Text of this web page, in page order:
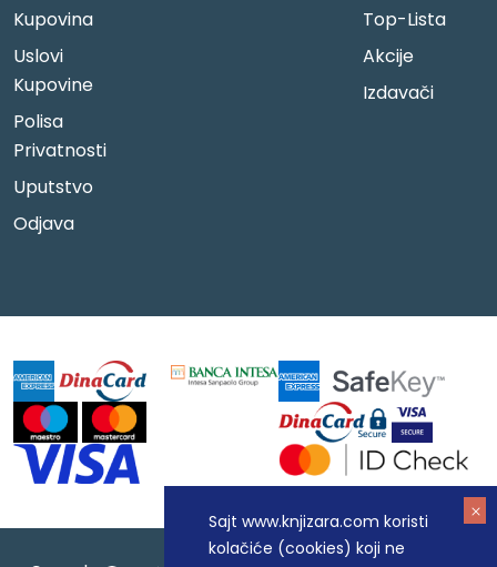
Sajt www.knjizara.com koristi
kolačiće (cookies) koji ne
Kupovina
Uslovi
Kupovine
Polisa
Privatnosti
Uputstvo
Odjava
Top-Lista
Akcije
Izdavači